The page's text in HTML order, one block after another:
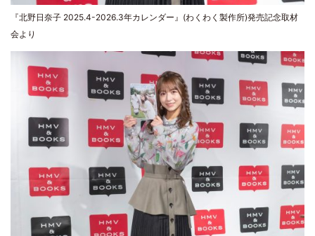
『北野日奈子 2025.4-2026.3年カレンダー』(わくわく製作所)発売記念取材
会より